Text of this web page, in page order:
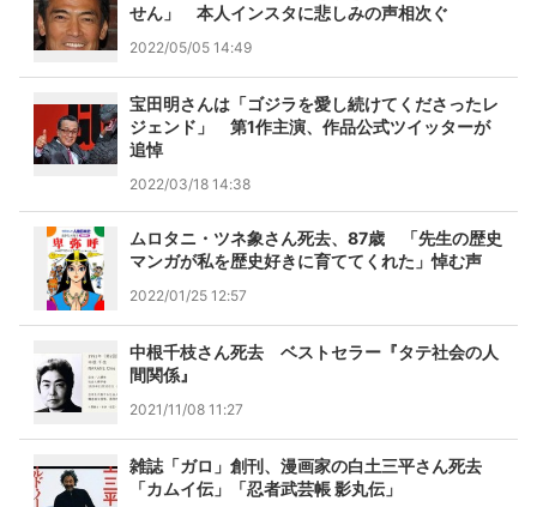
せん」 本人インスタに悲しみの声相次ぐ
2022/05/05 14:49
宝田明さんは「ゴジラを愛し続けてくださったレ
ジェンド」 第1作主演、作品公式ツイッターが
追悼
2022/03/18 14:38
ムロタニ・ツネ象さん死去、87歳 「先生の歴史
マンガが私を歴史好きに育ててくれた」悼む声
2022/01/25 12:57
中根千枝さん死去 ベストセラー『タテ社会の人
間関係』
2021/11/08 11:27
雑誌「ガロ」創刊、漫画家の白土三平さん死去
「カムイ伝」「忍者武芸帳 影丸伝」